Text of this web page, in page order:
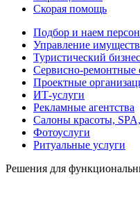
Скорая помощь
Подбор и наем
Управление
Туристический бизнес
Сервисно-ремонтные
Проектные
ИТ-услуги
Рекламные агентства
Салоны красоты,
Фотоуслуги
Ритуальные услуги
Решения для